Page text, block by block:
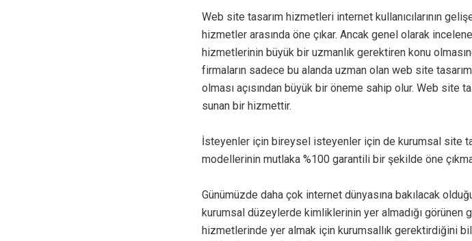
Web site tasarım hizmetleri internet kullanıcılarının
hizmetler arasında öne çıkar. Ancak genel olarak
hizmetlerinin büyük bir uzmanlık gerektiren konu
firmaların sadece bu alanda uzman olan web site
olması açısından büyük bir öneme sahip olur. Web site
sunan bir hizmettir.
İsteyenler için bireysel isteyenler için de kurumsal site
modellerinin mutlaka %100 garantili bir şekilde öne
Günümüzde daha çok internet dünyasına bakılacak
kurumsal düzeylerde kimliklerinin yer almadığı görünen
hizmetlerinde yer almak için kurumsallık gerektirdiğini